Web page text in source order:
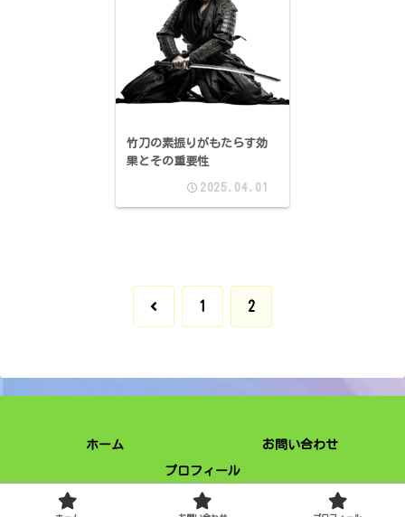
竹刀の素振りがもたらす効
果とその重要性
2025.04.01
前 1 2
ホーム お問い合わせ
プロフィール
© 2025 幸せに楽しく過ごしましょう。.